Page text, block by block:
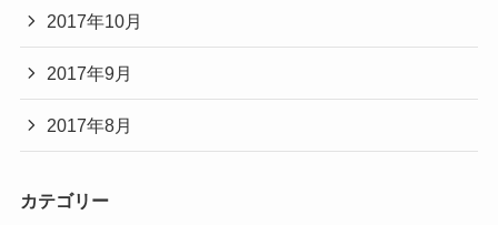
2017年10月
2017年9月
2017年8月
カテゴリー